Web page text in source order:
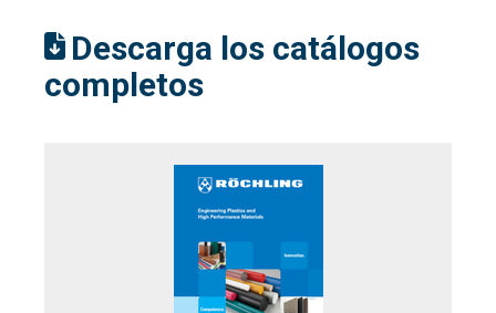
Descarga los catálogos
completos